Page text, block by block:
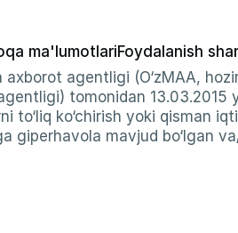
ma'lumotlariFoydalanish
agentligi (O‘zMAA,
tomonidan
to‘liq ko‘chirish yoki qisman
giperhavola mavjud bo‘lgan